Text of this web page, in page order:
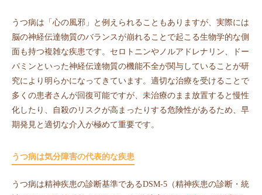
うつ病は「心の風邪」と例えられることもありますが、実際には
脳の神経伝達物質のバランスが崩れることで起こる生物学的な側
面も持つ複雑な疾患です。セロトニンやノルアドレナリン、ドー
パミンといった神経伝達物質の機能不全が関与していることが研
究により明らかになってきています。適切な治療を受けることで
多くの患者さんが回復可能ですが、未治療のまま放置すると慢性
化したり、自殺のリスクが高まったりする危険性があるため、早
期発見と適切な介入が極めて重要です。
うつ病は気分障害の代表的な疾患
うつ病は精神疾患の診断基準であるDSM-5（精神疾患の診断・統